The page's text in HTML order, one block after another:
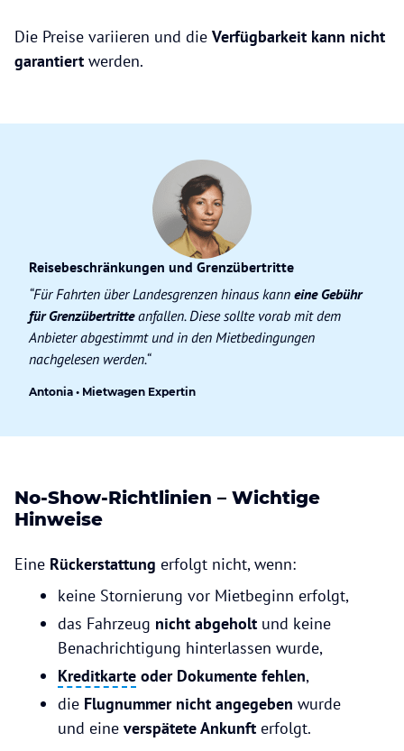
Die Preise variieren und die Verfügbarkeit kann nicht
garantiert werden.
Reisebeschränkungen und Grenzübertritte
“Für Fahrten über Landesgrenzen hinaus kann eine Gebühr
für Grenzübertritteanfallen. Diese sollte vorab mit dem
Anbieter abgestimmt und in den Mietbedingungen
nachgelesen werden.“
Antonia • Mietwagen Expertin
No-Show-Richtlinien – Wichtige
Hinweise
Eine Rückerstattung erfolgt nicht, wenn:
keine Stornierung vor Mietbeginn erfolgt,
das Fahrzeug nicht abgeholt und keine
Benachrichtigung hinterlassen wurde,
Kreditkarte oder Dokumente fehlen,
die Flugnummer nicht angegeben wurde
und eine verspätete Ankunft erfolgt.